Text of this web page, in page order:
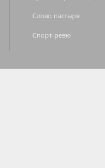
Слово пастыря
Спорт-ревю